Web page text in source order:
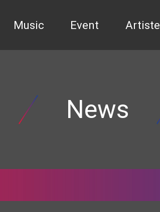
Music Event Artiste
News